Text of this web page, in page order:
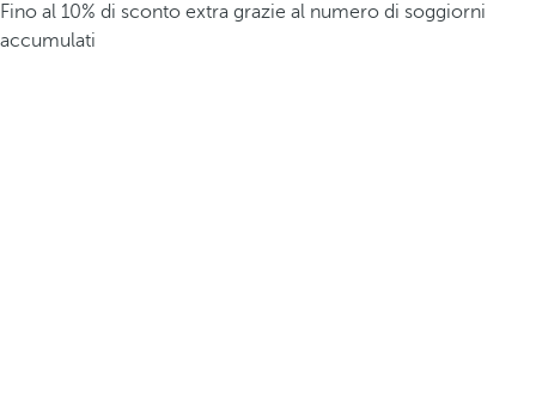
Fino al 10% di sconto extra grazie al numero di soggiorni
accumulati